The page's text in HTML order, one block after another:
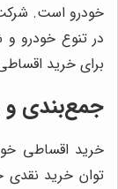
خودرو است.
در تنوع خودرو و
برای خرید
جمع‌بندی و
خرید اقساطی
توان خرید نقدی